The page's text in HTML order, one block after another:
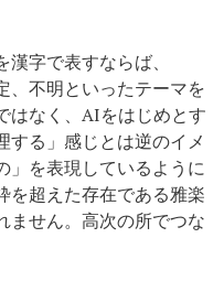
字で表すならば、
、不明といったテーマを
はなく、AIをはじめとす
する」感じとは逆のイメ
」を表現しているように
を超えた存在である雅楽
ません。高次の所でつな